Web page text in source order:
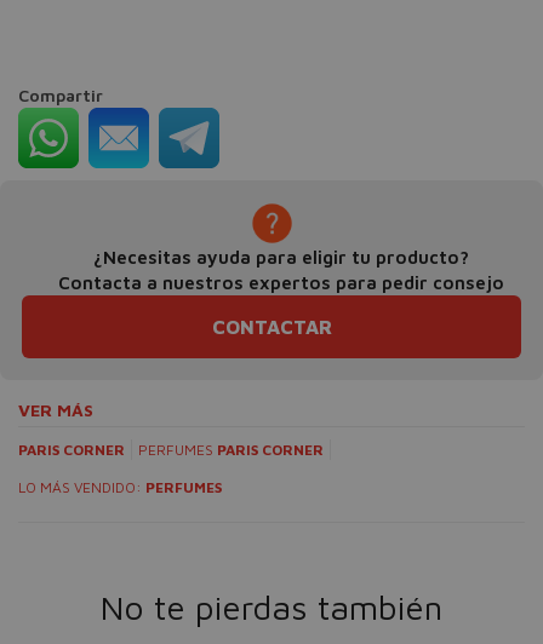
Compartir
¿Necesitas ayuda para eligir tu producto?
Contacta a nuestros expertos para pedir consejo
CONTACTAR
VER MÁS
PARIS CORNER PERFUMES PARIS CORNER
LO MÁS VENDIDO: PERFUMES
No te pierdas también